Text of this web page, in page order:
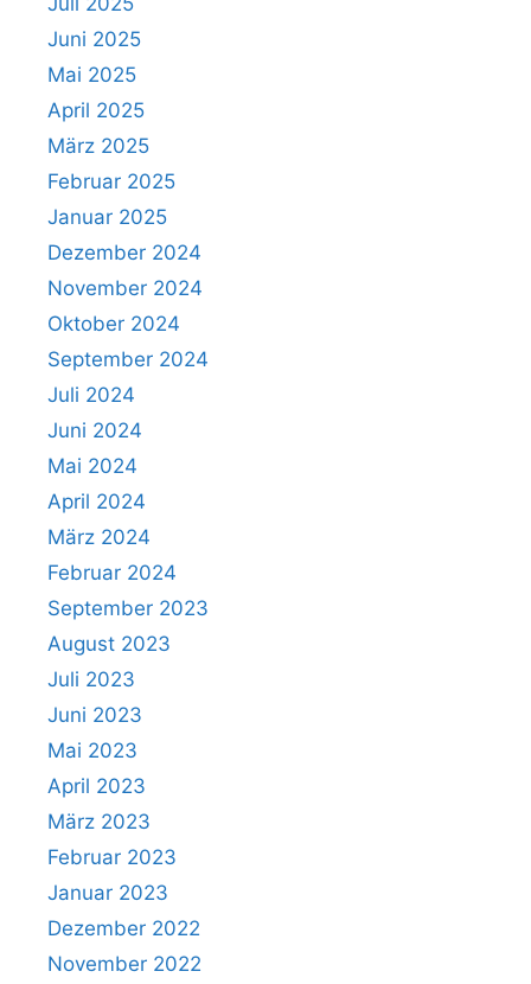
Juni 2025
Mai 2025
April 2025
März 2025
Februar 2025
Januar 2025
Dezember 2024
November 2024
Oktober 2024
September 2024
Juli 2024
Juni 2024
Mai 2024
April 2024
März 2024
Februar 2024
September 2023
August 2023
Juli 2023
Juni 2023
Mai 2023
April 2023
März 2023
Februar 2023
Januar 2023
Dezember 2022
November 2022